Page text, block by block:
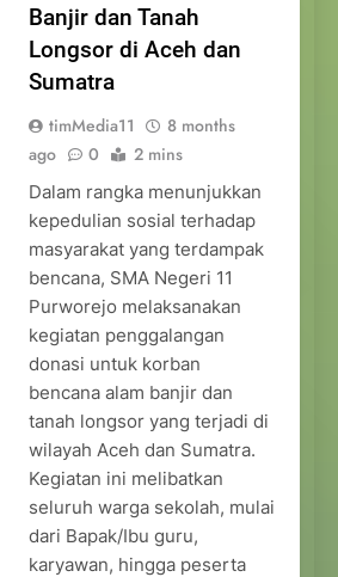
Banjir dan Tanah
Longsor di Aceh dan
Sumatra
timMedia11
8 months
ago
0 2 mins
Dalam rangka menunjukkan
kepedulian sosial terhadap
masyarakat yang terdampak
bencana, SMA Negeri 11
Purworejo melaksanakan
kegiatan penggalangan
donasi untuk korban
bencana alam banjir dan
tanah longsor yang terjadi di
wilayah Aceh dan Sumatra.
Kegiatan ini melibatkan
seluruh warga sekolah, mulai
dari Bapak/Ibu guru,
karyawan, hingga peserta